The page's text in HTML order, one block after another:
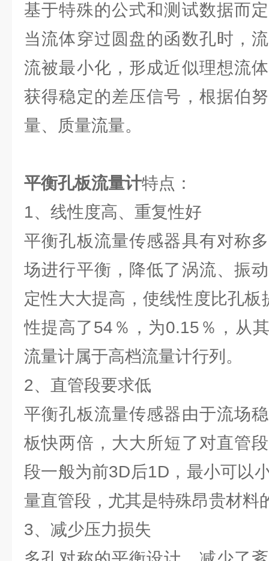
基于特殊的公式和测试数据而
当流体穿过圆盘的函数孔时，
流被最小化，形成近似理想流
获得稳定的差压信号，根据伯
量、质量流量。
平衡孔板流量计特点：
1、线性度高、重复性好
平衡孔板流量传感器具有对称
场进行平衡，降低了涡流、振
定性大大提高，使线性度比孔
性提高了54％，为0.15％，从
流量计属于高档流量计行列。
2、直管段要求低
平衡孔板流量传感器由于流场
板快两倍，大大所短了对直管
段一般为前3D后1D，最小可以
量直管段，尤其是特殊昂贵材料
3、减少压力损失